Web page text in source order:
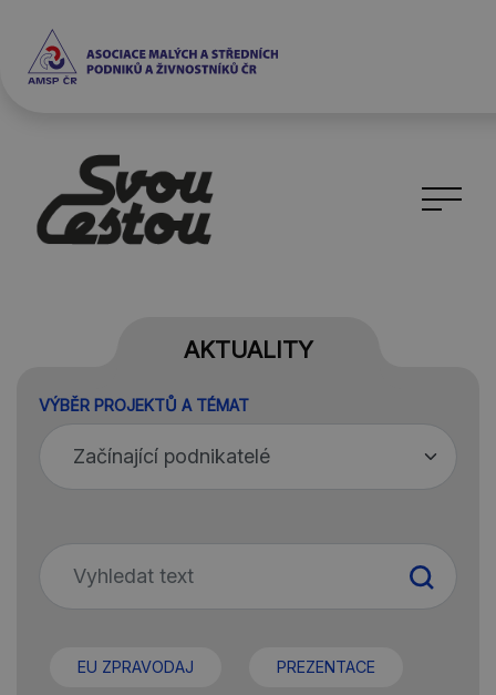
AKTUALITY
VÝBĚR PROJEKTŮ A TÉMAT
EU ZPRAVODAJ PREZENTACE